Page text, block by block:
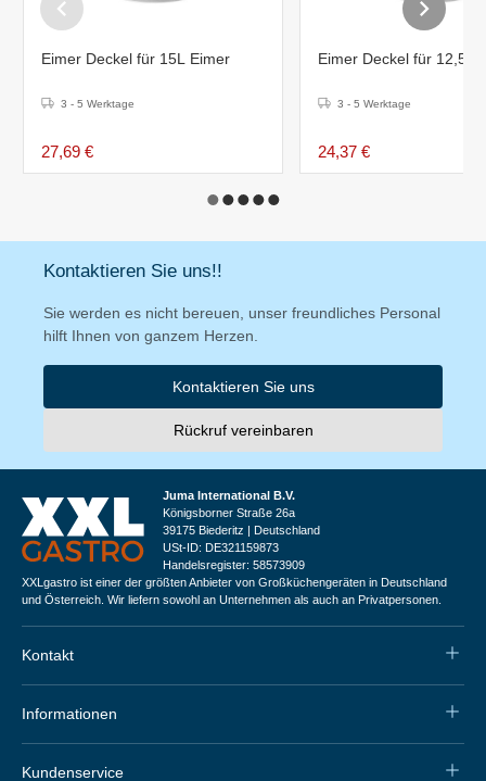
Eimer Deckel für 15L Eimer
3 - 5 Werktage
27,69 €
Eimer Deckel für
3 - 5 Werktage
24,37 €
Kontaktieren Sie uns!!
Sie werden es nicht bereuen, unser freundliches Personal
hilft Ihnen von ganzem Herzen.
Kontaktieren Sie uns
Rückruf vereinbaren
Juma International B.V.
Königsborner Straße 26a
39175 Biederitz | Deutschland
USt-ID: DE321159873
Handelsregister: 58573909
XXLgastro ist einer der größten Anbieter von Großküchengeräten in Deutschland
und Österreich. Wir liefern sowohl an Unternehmen als auch an Privatpersonen.
Kontakt
Informationen
Kundenservice